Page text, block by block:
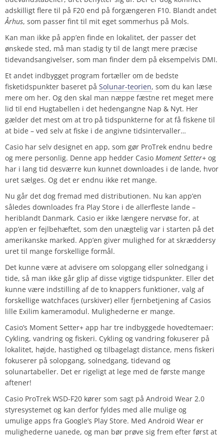
adskilligt flere til på F20 end på forgængeren F10. Blandt andet
Århus, som passer fint til mit eget sommerhus på Mols.
Kan man ikke på app’en finde en lokalitet, der passer det
ønskede sted, må man stadig ty til de langt mere præcise
tidevandsangivelser, som man finder dem på eksempelvis DMI.
Et andet indbygget program fortæller om de bedste
fisketidspunkter baseret på Solunar-teorien, som du kan læse
mere om her. Og den skal man næppe fæstne ret meget mere
lid til end Hugtabellen i det hedengangne Nap & Nyt. Her
gælder det mest om at tro på tidspunkterne for at få fiskene til
at bide – ved selv at fiske i de angivne tidsintervaller…
Casio har selv designet en app, som gør ProTrek endnu bedre
og mere personlig. Denne app hedder Casio Moment Setter+ og
har i lang tid desværre kun kunnet downloades i de lande, hvor
uret sælges. Og det er endnu ikke ret mange.
Nu går det dog fremad med distributionen. Nu kan app’en
således downloades fra Play Store i de allerfleste lande –
heriblandt Danmark. Casio er ikke længere nervøse for, at
app’en er fejlbehæftet, som den unægtelig var i starten på det
amerikanske marked. App’en giver mulighed for at skræddersy
uret til mange forskellige formål.
Det kunne være at advisere om solopgang eller solnedgang i
tide, så man ikke går glip af disse vigtige tidspunkter. Eller det
kunne være indstilling af de to knappers funktioner, valg af
forskellige watchfaces (urskiver) eller fjernbetjening af Casios
lille Exilim kameramodul. Mulighederne er mange.
Casio’s Moment Setter+ app har tre indbyggede hovedtemaer:
Cykling, vandring og fiskeri. Cykling og vandring fokuserer på
lokalitet, højde, hastighed og tilbagelagt distance, mens fiskeri
fokuserer på solopgang, solnedgang, tidevand og
solunartabeller. Det er rigeligt at lege med de første mange
aftener!
Casio ProTrek WSD-F20 kører som sagt på Android Wear 2.0
styresystemet og kan derfor fyldes med alle mulige og
umulige apps fra Google’s Play Store. Med Android Wear er
mulighederne uanede, og man bør prøve sig frem efter først at